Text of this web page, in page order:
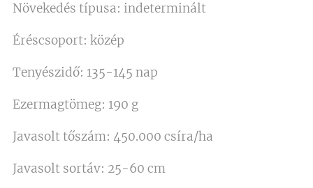
Növekedés típusa: indeterminált
Éréscsoport: közép
Tenyészidő: 135-145 nap
Ezermagtömeg: 190 g
Javasolt tőszám: 450.000 csíra/ha
Javasolt sortáv: 25-60 cm